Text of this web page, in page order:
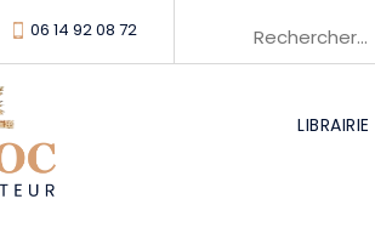
06 14 92 08 72
LIBRAIRIE